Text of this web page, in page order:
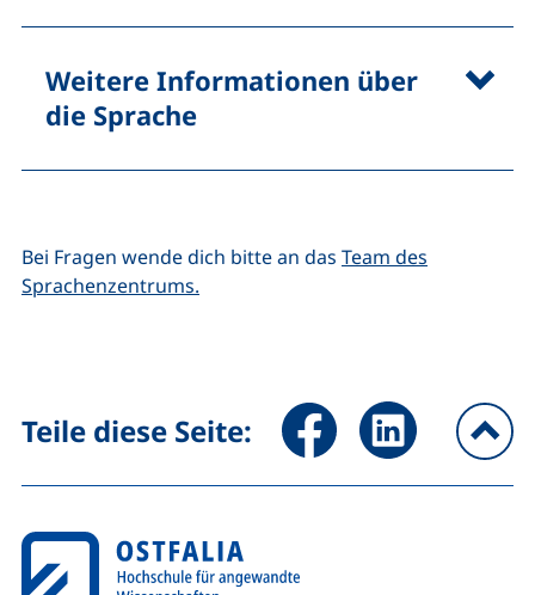
Weitere Informationen über
die Sprache
Bei Fragen wende dich bitte an das Team des
Sprachenzentrums.
Teile diese Seite: Seite über Facebook teilen
Seite über